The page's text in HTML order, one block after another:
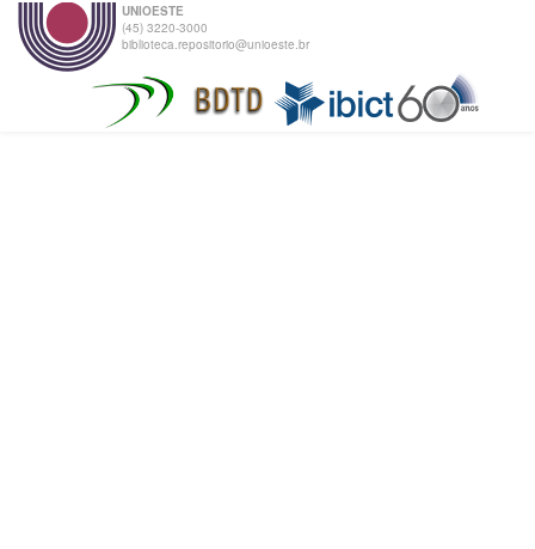
UNIOESTE
(45) 3220-3000
biblioteca.repositorio@unioeste.br